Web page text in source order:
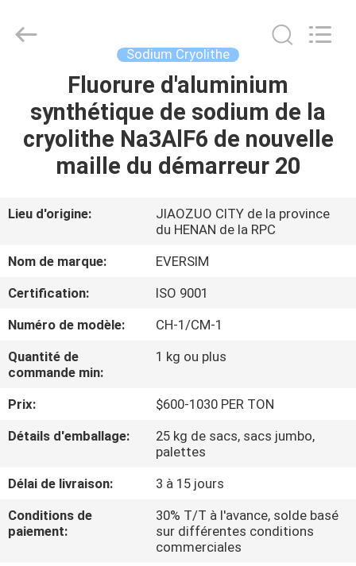
MAISON
À
PROPOS
DE
NOUS
DE
L'USINE
CONTRÔLE
Imp.&Exp.Co.,Ltd.
Sodium Cryolithe
Fluorure d'aluminium
synthétique de sodium de la
cryolithe Na3AlF6 de nouvelle
maille du démarreur 20
Lieu d'origine:
JIAOZUO CITY de la province
du HENAN de la RPC
Nom de marque:
EVERSIM
Certification:
ISO 9001
Numéro de modèle:
CH-1/CM-1
Quantité de
commande min:
1 kg ou plus
Prix:
$600-1030 PER TON
Détails d'emballage:
25 kg de sacs, sacs jumbo,
palettes
Délai de livraison:
3 à 15 jours
Conditions de
paiement:
30% T/T à l'avance, solde basé
sur différentes conditions
commerciales